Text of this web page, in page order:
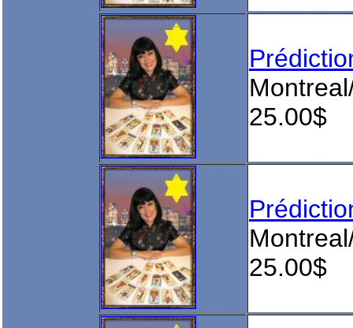
25.00$
25.00$